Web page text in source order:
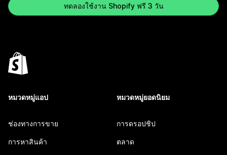
ทดลองใช้งาน Shopify ฟรี 3 วัน
หมวดหมู่แอป
ช่องทางการขาย
การหาสินค้า
หมวดหมู่ยอดนิยม
การดรอปชิป
ตลาด